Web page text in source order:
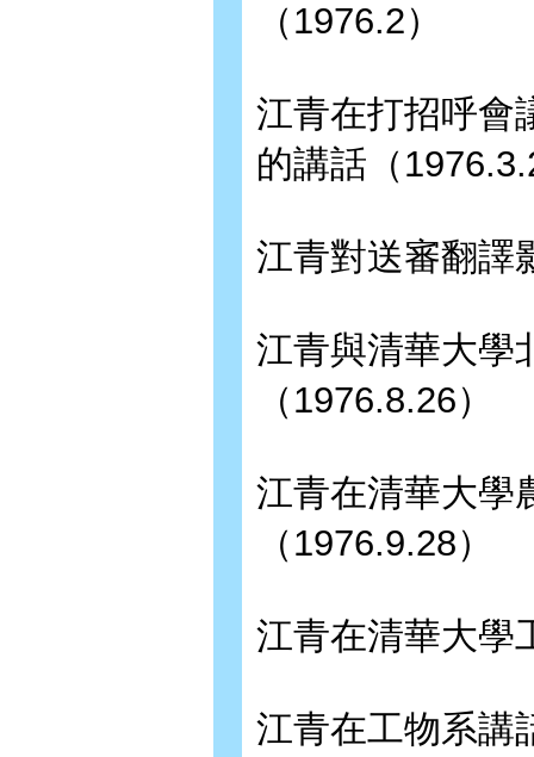
（1976.2）
江青在打招呼會
的講話（
江青對送審翻譯
江青與清華大學
（1976.8.26）
江青在清華大學
（1976.9.28）
江青在清華大學
江青在工物系講